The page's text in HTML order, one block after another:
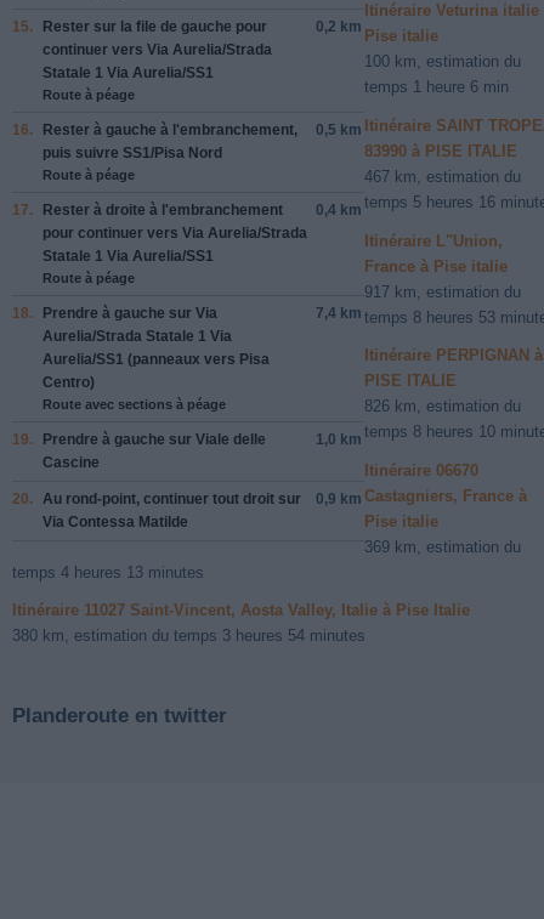
15. Rester sur la file de gauche pour
continuer vers Via Aurelia/Strada
Statale 1 Via Aurelia/SS1
Route à péage
0,2 km
16. Rester à gauche à l'embranchement,
puis suivre SS1/Pisa Nord
Route à péage
0,5 km
17. Rester à droite à l'embranchement
pour continuer vers Via Aurelia/Strada
Statale 1 Via Aurelia/SS1
Route à péage
0,4 km
18. Prendre à gauche sur Via
Aurelia/Strada Statale 1 Via
Aurelia/SS1 (panneaux vers Pisa
Centro)
Route avec sections à péage
7,4 km
19. Prendre à gauche sur Viale delle
Cascine
1,0 km
20.
Au rond-point, continuer tout droit sur
Via Contessa Matilde
0,9 km
Itinéraire Veturina italie
Pise italie
100 km, estimation du
temps 1 heure 6 min
Itinéraire SAINT
83990 à PISE ITALIE
467 km, estimation du
temps 5 heures 16
Itinéraire L"Union,
France à Pise italie
917 km, estimation du
temps 8 heures 53
Itinéraire PERPIGNAN à
PISE ITALIE
826 km, estimation du
temps 8 heures 10
Itinéraire 06670
Castagniers, France à
Pise italie
369 km, estimation du
temps 4 heures 13 minutes
Itinéraire 11027 Saint-Vincent, Aosta Valley, Italie à Pise Italie
380 km, estimation du temps 3 heures 54 minutes
Planderoute en twitter